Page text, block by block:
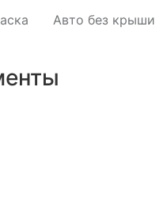
Авто без крыши